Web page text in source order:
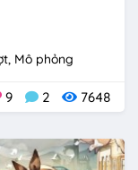
Mô phỏng
9 2 7648